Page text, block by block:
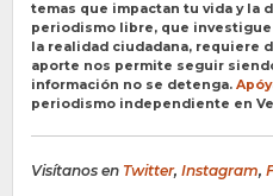
temas que impactan tu vida y la
periodismo libre, que
la realidad ciudadana, requiere
aporte nos permite seguir
información no se detenga.
periodismo independiente en
Visítanos en Twitter, Instagram,